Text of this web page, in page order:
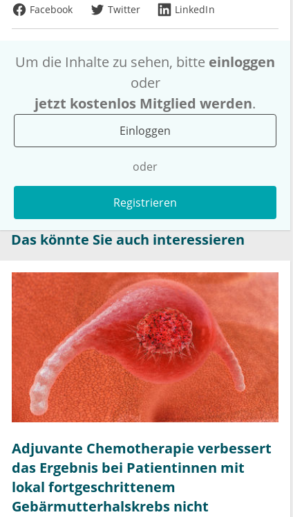
Facebook
Twitter LinkedIn
Um die Inhalte zu sehen, bitte einloggen
oder
jetzt kostenlos Mitglied werden.
Einloggen
oder
Registrieren
Das könnte Sie auch interessieren
Adjuvante Chemotherapie verbessert
das Ergebnis bei Patientinnen mit
lokal fortgeschrittenem
Gebärmutterhalskrebs nicht